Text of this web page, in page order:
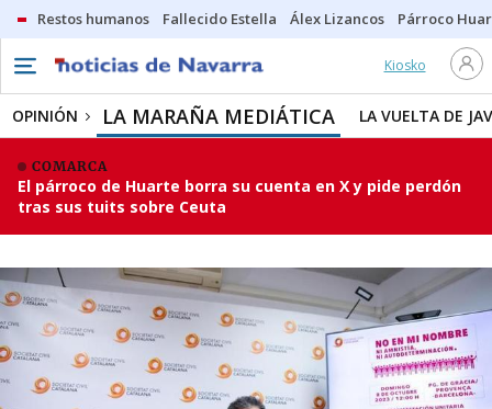
Restos humanos Fallecido Estella Álex Lizancos Párroco
Kiosko
OPINIÓN LA MARAÑA MEDIÁTICA LA VUELTA DE
COMARCA
El párroco de Huarte borra su cuenta en X y pide perdón
tras sus tuits sobre Ceuta